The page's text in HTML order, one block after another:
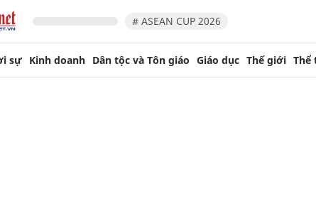
# ASEAN CUP 2026
sự Kinh doanh Dân tộc và Tôn giáo Giáo dục Thế giới Thể